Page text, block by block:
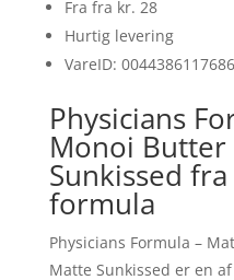
Fra fra kr. 28
Hurtig levering
VareID: 0044386117686
Physicians
Monoi
Sunkissed
formula
Physicians Formula –
Matte Sunkissed er en